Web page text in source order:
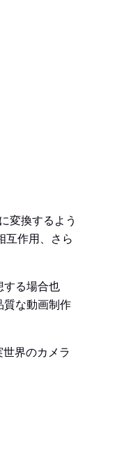
変換するよう
互作用、さら
る場合也
質な動画制作
界のカメラ